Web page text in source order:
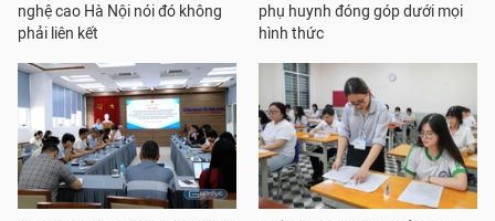
nghệ cao Hà Nội nói đó không
phải liên kết
phụ huynh đóng góp dưới mọi
hình thức